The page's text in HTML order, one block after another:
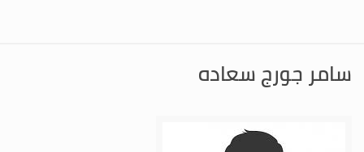
سامر جورج سعاده